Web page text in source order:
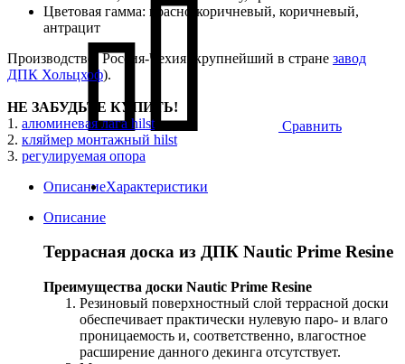
Сравнить
Цветовая гамма: красно-коричневый, коричневый,
антрацит
Производство: Россия-Чехия (крупнейший в стране завод
ДПК Хольцхоф).
НЕ ЗАБУДЬТЕ КУПИТЬ!
1. алюминевая лага hilst
2. кляймер монтажный hilst
3. регулируемая опора
ОписаниеХарактеристики
Описание
Террасная доска из ДПК Nautic Prime Resine
Преимущества доски Nautic Prime Resine
Резиновый поверхностный слой террасной доски
обеспечивает практически нулевую паро- и влаго
проницаемость и, соответственно, влагостное
расширение данного декинга отсутствует.